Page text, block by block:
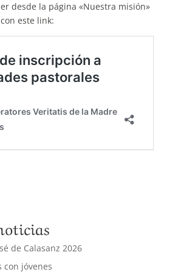
desde la página «Nuestra misión»
este link:
de Calasanz 2026
con jóvenes